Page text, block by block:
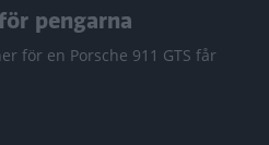
pengarna
för en Porsche 911 GTS får